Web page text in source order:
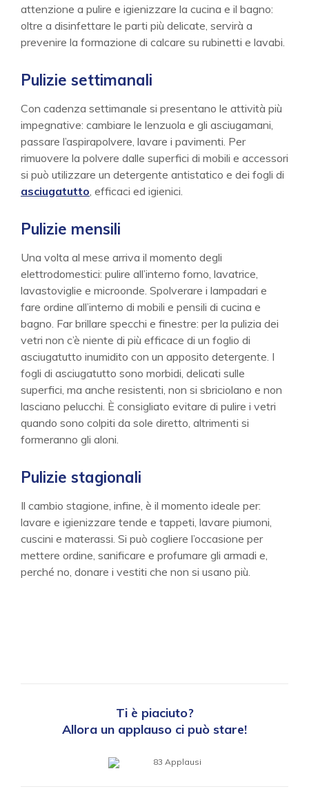
attenzione a pulire e igienizzare la cucina e il bagno:
oltre a disinfettare le parti più delicate, servirà a
prevenire la formazione di calcare su rubinetti e lavabi.
Pulizie settimanali
Con cadenza settimanale si presentano le attività più
impegnative: cambiare le lenzuola e gli asciugamani,
passare l’aspirapolvere, lavare i pavimenti. Per
rimuovere la polvere dalle superfici di mobili e accessori
si può utilizzare un detergente antistatico e dei fogli di
asciugatutto, efficaci ed igienici.
Pulizie mensili
Una volta al mese arriva il momento degli
elettrodomestici: pulire all’interno forno, lavatrice,
lavastoviglie e microonde. Spolverare i lampadari e
fare ordine all’interno di mobili e pensili di cucina e
bagno. Far brillare specchi e finestre: per la pulizia dei
vetri non c’è niente di più efficace di un foglio di
asciugatutto inumidito con un apposito detergente. I
fogli di asciugatutto sono morbidi, delicati sulle
superfici, ma anche resistenti, non si sbriciolano e non
lasciano pelucchi. È consigliato evitare di pulire i vetri
quando sono colpiti da sole diretto, altrimenti si
formeranno gli aloni.
Pulizie stagionali
Il cambio stagione, infine, è il momento ideale per:
lavare e igienizzare tende e tappeti, lavare piumoni,
cuscini e materassi. Si può cogliere l’occasione per
mettere ordine, sanificare e profumare gli armadi e,
perché no, donare i vestiti che non si usano più.
Ti è piaciuto?
Allora un applauso ci può stare!
83 Applausi